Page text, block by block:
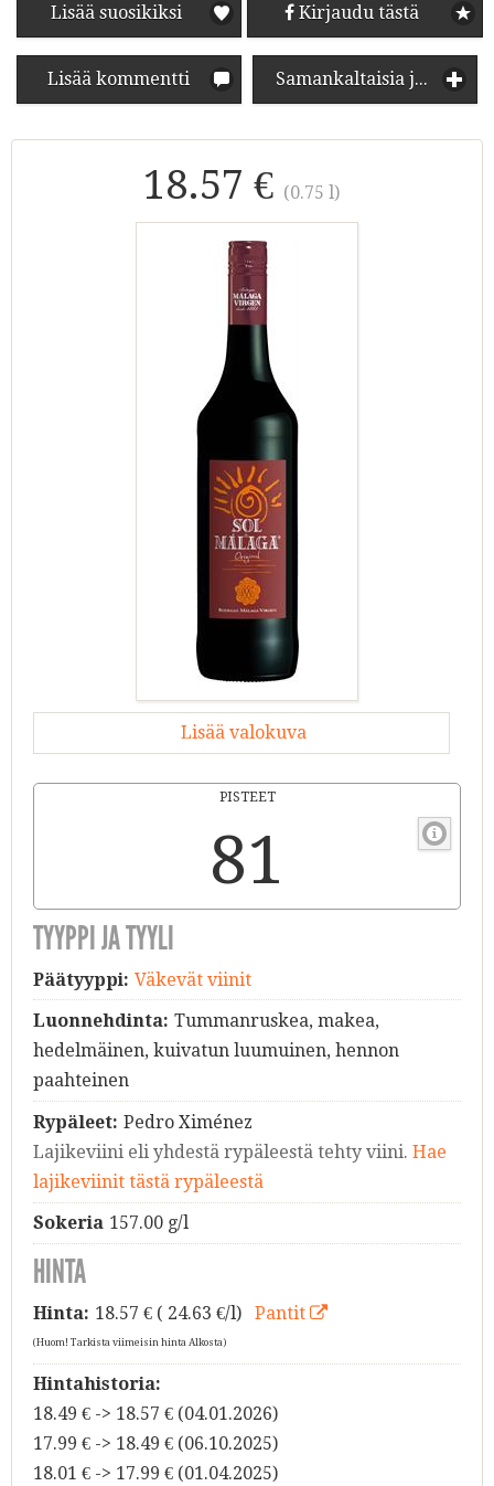
Lisää suosikiksi Kirjaudu tästä
Lisää kommentti Samankaltaisia juomia
18.57 € (0.75 l)
Lisää valokuva
PISTEET
81
TYYPPI JA TYYLI
Päätyyppi: Väkevät viinit
Luonnehdinta: Tummanruskea, makea,
hedelmäinen, kuivatun luumuinen, hennon
paahteinen
Rypäleet: Pedro Ximénez
Lajikeviini eli yhdestä rypäleestä tehty viini. Hae
lajikeviinit tästä rypäleestä
Sokeria 157.00 g/l
HINTA
Hinta: 18.57 € ( 24.63 €/l) Pantit
(Huom! Tarkista viimeisin hinta Alkosta)
Hintahistoria:
18.49 € -> 18.57 € (04.01.2026)
17.99 € -> 18.49 € (06.10.2025)
18.01 € -> 17.99 € (01.04.2025)